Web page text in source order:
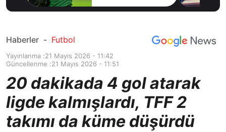
Haberler - Futbol
Yayınlanma :21 Mayıs 2026 - 11:42
Güncellenme :21 Mayıs 2026 - 11:51
20 dakikada 4 gol atarak
ligde kalmışlardı, TFF 2
takımı da küme düşürdü